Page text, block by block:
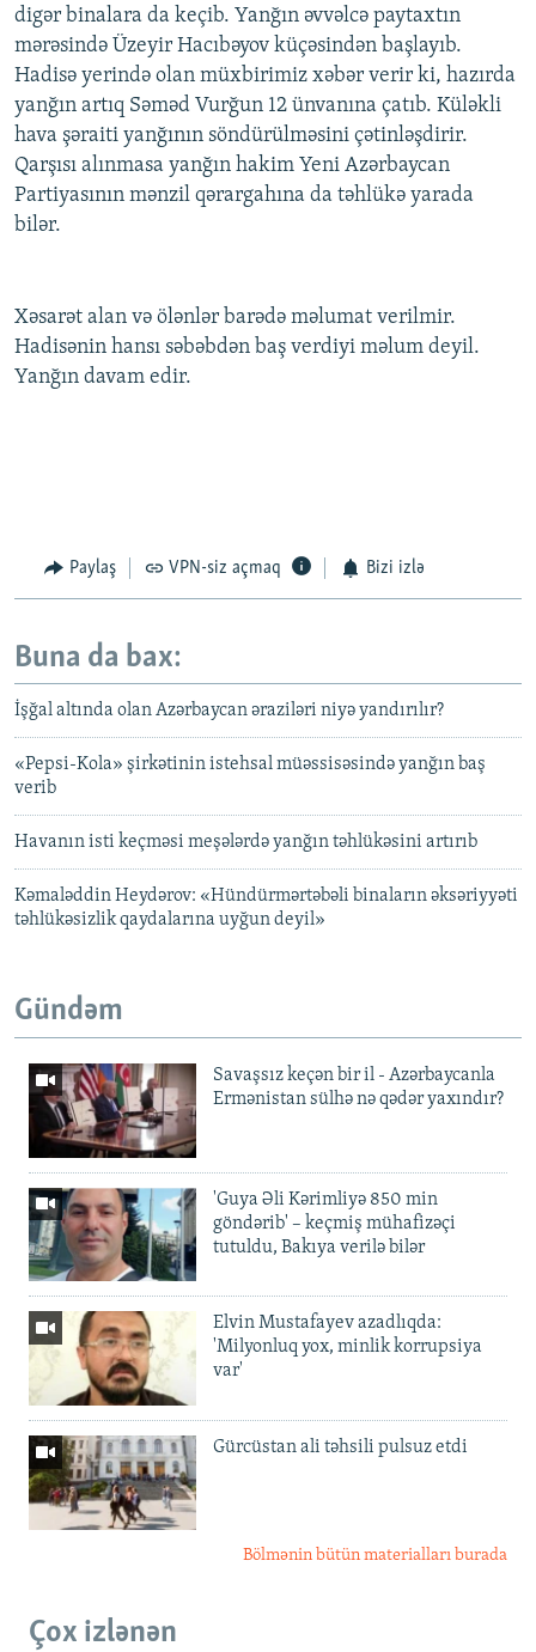
digər binalara da keçib. Yanğın əvvəlcə paytaxtın
mərəsində Üzeyir Hacıbəyov küçəsindən başlayıb.
Hadisə yerində olan müxbirimiz xəbər verir ki, hazırda
yanğın artıq Səməd Vurğun 12 ünvanına çatıb. Küləkli
hava şəraiti yanğının söndürülməsini çətinləşdirir.
Qarşısı alınmasa yanğın hakim Yeni Azərbaycan
Partiyasının mənzil qərargahına da təhlükə yarada
bilər.
Xəsarət alan və ölənlər barədə məlumat verilmir.
Hadisənin hansı səbəbdən baş verdiyi məlum deyil.
Yanğın davam edir.
Paylaş VPN-siz açmaq Bizi izlə
Buna da bax:
İşğal altında olan Azərbaycan əraziləri niyə yandırılır?
«Pepsi-Kola» şirkətinin istehsal müəssisəsində yanğın baş
verib
Havanın isti keçməsi meşələrdə yanğın təhlükəsini artırıb
Kəmaləddin Heydərov: «Hündürmərtəbəli binaların əksəriyyəti
təhlükəsizlik qaydalarına uyğun deyil»
Gündəm
Savaşsız keçən bir il - Azərbaycanla
Ermənistan sülhə nə qədər yaxındır?
'Guya Əli Kərimliyə 850 min
göndərib' – keçmiş mühafizəçi
tutuldu, Bakıya verilə bilər
Elvin Mustafayev azadlıqda:
'Milyonluq yox, minlik korrupsiya
var'
Gürcüstan ali təhsili pulsuz etdi
Bölmənin bütün materialları burada
Çox izlənən